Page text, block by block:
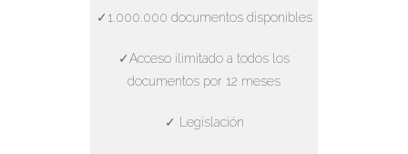
✓1.000.000 documentos disponibles
✓Acceso ilimitado a todos los
documentos por 12 meses
✓ Legislación